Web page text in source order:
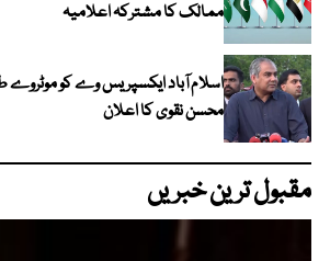
ممالک کا مشترکہ اعلامیہ
اسلام آباد ایکسپریس وے کو موٹروے
محسن نقوی کا اعلان
مقبول ترین خبریں